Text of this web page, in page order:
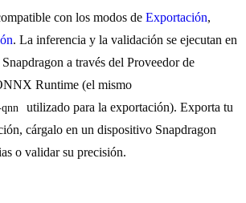
con los modos de Exportación,
. La inferencia y la validación se ejecutan en
a través del Proveedor de
Runtime (el mismo
utilizado para la exportación). Exporta tu
cárgalo en un dispositivo Snapdragon
o validar su precisión.